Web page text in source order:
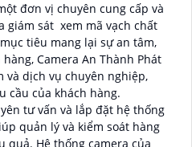
đơn vị chuyên cung cấp và
giám sát xem mã vạch chất
tiêu mang lại sự an tâm,
Camera An Thành Phát
và dịch vụ chuyên nghiệp,
cầu của khách hàng.
tư vấn và lắp đặt hệ thống
quản lý và kiểm soát hàng
quả. Hệ thống camera của